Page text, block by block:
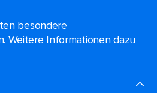
besondere
Weitere Informationen dazu